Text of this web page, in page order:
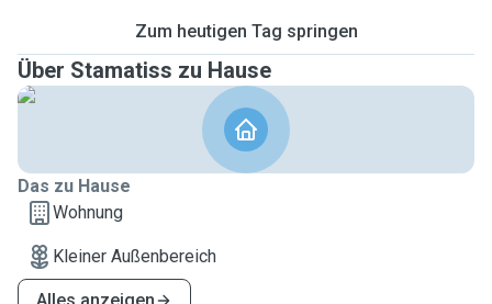
Zum heutigen Tag springen
Über Stamatiss zu Hause
Das zu Hause
Wohnung
Kleiner Außenbereich